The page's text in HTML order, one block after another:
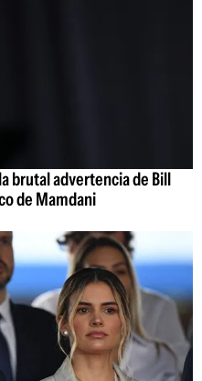
brutal advertencia de Bill
de Mamdani